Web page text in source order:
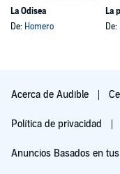
La Odisea
De: Homero
De:
Acerca de Audible
Política de privacidad
Anuncios Basados en